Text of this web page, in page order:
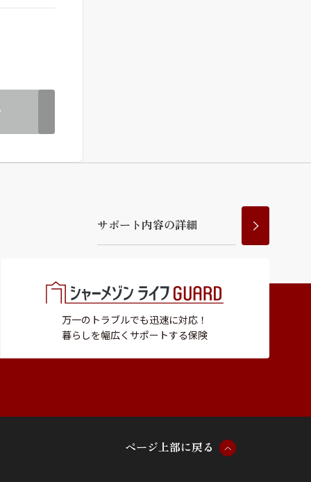
サポー ト内容の詳細
万一のトラブルでも迅速に対応！
暮らしを幅広くサポートする保険
ページ上部に戻る